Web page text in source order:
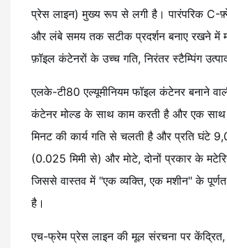
प्रेस लाइन) मुख्य रूप से लगी है। पारंपरिक C-
और लंबे समय तक सटीक प्रदर्शन बनाए रखने में
फ़ॉइल कंटेनरों के उच्च गति, निरंतर स्टैम्पिंग
एलके-टी80 एल्यूमीनियम फॉइल कंटेनर बनाने
कंटेनर मोल्ड के साथ काम करती है और एक
मिनट की कार्य गति से चलती है और प्रति घंटे
(0.025 मिमी से) और मोटे, दोनों प्रकार के
जिससे वास्तव में "एक व्यक्ति, एक मशीन" के
है।
एच-फ्रेम प्रेस लाइन की मूल संरचना पर केंद्रित,